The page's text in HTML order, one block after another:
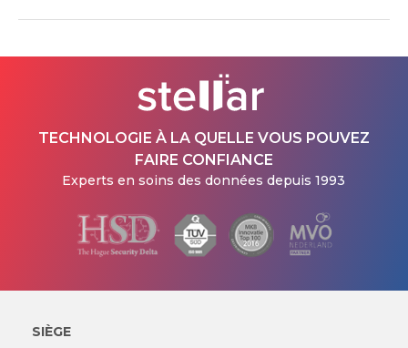
TECHNOLOGIE À LA QUELLE VOUS POUVEZ
FAIRE CONFIANCE
Experts en soins des données depuis 1993
SIÈGE